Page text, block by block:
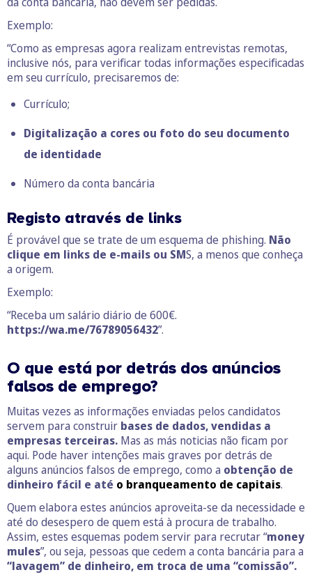
Exemplo:
“Como as empresas agora realizam entrevistas remotas,
inclusive nós, para verificar todas informações especificadas
em seu currículo, precisaremos de:
Currículo;
Digitalização a cores ou foto do seu documento
de identidade
Número da conta bancária
Registo através de links
É provável que se trate de um esquema de phishing. Não
clique em links de e-mails ou SMS, a menos que conheça
a origem.
Exemplo:
“Receba um salário diário de 600€.
https://wa.me/76789056432”.
O que está por detrás dos anúncios
falsos de emprego?
Muitas vezes as informações enviadas pelos candidatos
servem para construir bases de dados, vendidas a
empresas terceiras. Mas as más noticias não ficam por
aqui. Pode haver intenções mais graves por detrás de
alguns anúncios falsos de emprego, como a obtenção de
dinheiro fácil e até o branqueamento de capitais.
Quem elabora estes anúncios aproveita-se da necessidade e
até do desespero de quem está à procura de trabalho.
Assim, estes esquemas podem servir para recrutar “money
mules”, ou seja, pessoas que cedem a conta bancária para a
“lavagem” de dinheiro, em troca de uma “comissão”.